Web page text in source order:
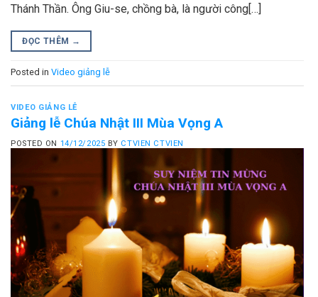
Thánh Thần. Ông Giu-se, chồng bà, là người công[…]
ĐỌC THÊM →
Posted in Video giảng lễ
VIDEO GIẢNG LỄ
Giảng lễ Chúa Nhật III Mùa Vọng A
POSTED ON 14/12/2025 BY CTVIEN CTVIEN